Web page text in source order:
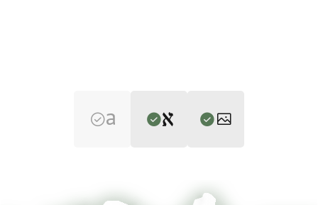
S. D. Goitein's unpublished edition (1950–85).